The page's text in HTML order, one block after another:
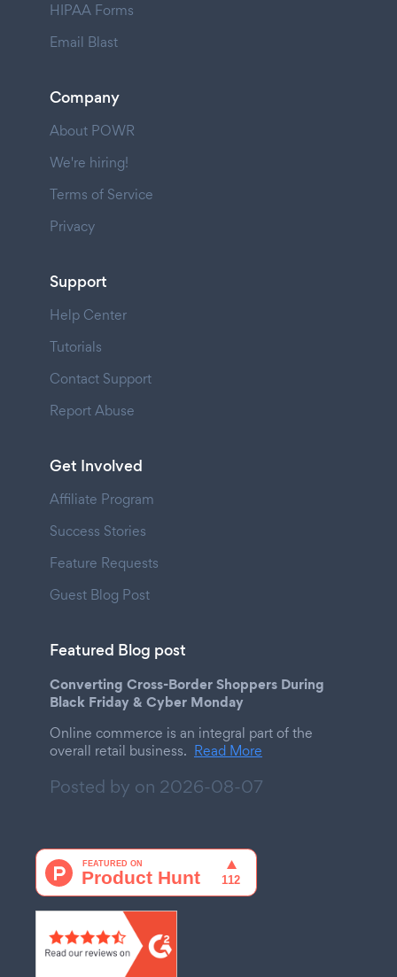
HIPAA Forms
Email Blast
Company
About POWR
We're hiring!
Terms of Service
Privacy
Support
Help Center
Tutorials
Contact Support
Report Abuse
Get Involved
Affiliate Program
Success Stories
Feature Requests
Guest Blog Post
Featured Blog post
Converting Cross-Border Shoppers During
Black Friday & Cyber Monday
Online commerce is an integral part of the
overall retail business. Read More
Posted by on 2026-08-07